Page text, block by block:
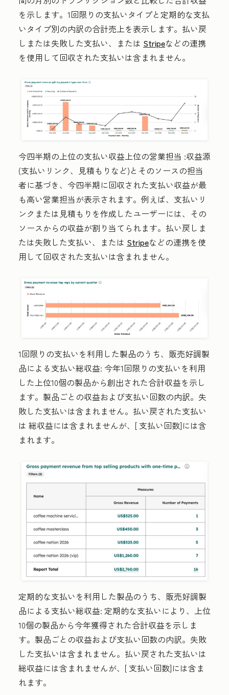
を示します。1回限りの支払いタイプと定期的な支払
いタイプ別の内訳の合計売上を表示します。払い戻
しまたは失敗した支払い、または Stripeなどの連携
を使用して回収された支払いは含まれません。
今四半期の上位の支払い収益上位の営業担当 :収益源
(支払いリンク、見積もりなど)とそのソースの担当
者に基づき、今四半期に回収された支払い収益が最
も高い営業担当が表示されます。例えば、支払いリ
ンクまたは見積もりを作成したユーザーには、その
ソースからの収益が割り当てられます。払い戻しま
たは失敗した支払い、または Stripeなどの連携を使
用して回収された支払いは含まれません。
1回限りの支払いを利用した製品のうち、販売好調製
品による支払い総収益: 今年1回限りの支払いを利用
した上位10個の製品から創出された合計収益を示し
ます。製品ごとの収益および支払い回数の内訳。失
敗した支払いは含まれません。払い戻された支払い
は 総収益には含まれませんが、[ 支払い回数]には含
まれます。
定期的な支払いを利用した製品のうち、販売好調製
品による支払い総収益: 定期的な支払いにより、上位
10個の製品から今年獲得された合計収益を示しま
す。製品ごとの収益および支払い回数の内訳。失敗
した支払いは含まれません。払い戻された支払いは
総収益には含まれませんが、[ 支払い回数]には含ま
れます。